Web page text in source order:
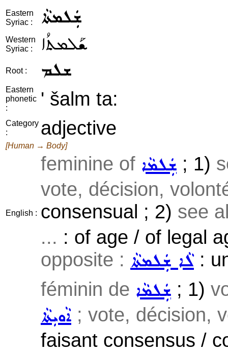
Eastern
Syriac :
ܫܲܠܡܬܵܐ
Western
Syriac :
ܫܰܠܡܬܳܐ
Root : ܫܠܡ
Eastern
phonetic
:
' šalm ta:
Category
:
adjective
[Human → Body]
English :
feminine of ܫܲܠܡܵܐ ; 1)
vote, décision,
consensual ; 2) see
... : of age / of legal
opposite : ܠܵܐ ܫܲܠܡܬܵܐ:
féminin de ܫܲܠܡܵܐ ; 1)
ܐܵܘܝܼܬܵܐ ; vote, décision,
faisant consensus /